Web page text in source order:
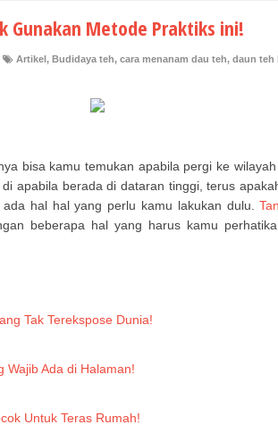
Gunakan Metode Praktiks ini!
Artikel, Budidaya teh, cara menanam dau teh, daun teh
bisa kamu temukan apabila pergi ke
apabila berada di dataran tinggi, terus
hal hal yang perlu kamu lakukan dulu.
beberapa hal yang harus kamu
Tak Terekspose Dunia!
Wajib Ada di Halaman!
Untuk Teras Rumah!